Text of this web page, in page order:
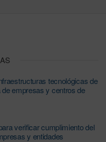
tecnológicas de
de empresas y centros de
verificar cumplimiento del
y entidades